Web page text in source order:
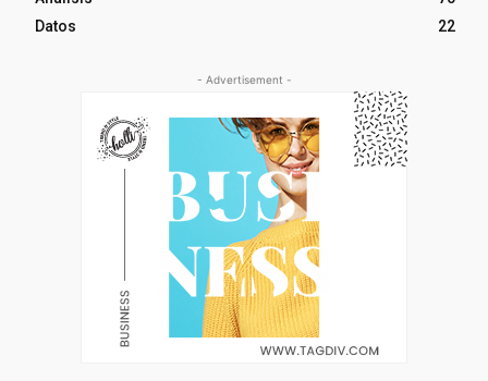
Datos
22
- Advertisement -